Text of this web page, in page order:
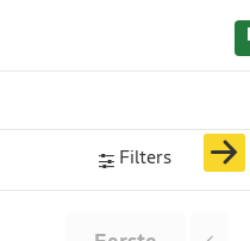
Filters